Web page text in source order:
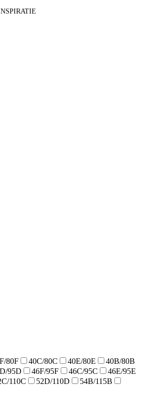
80F 40C/80C 40E/80E
40B/80B
95D 46F/95F 46C/95C
46E/95E
110C 52D/110D
54B/115B